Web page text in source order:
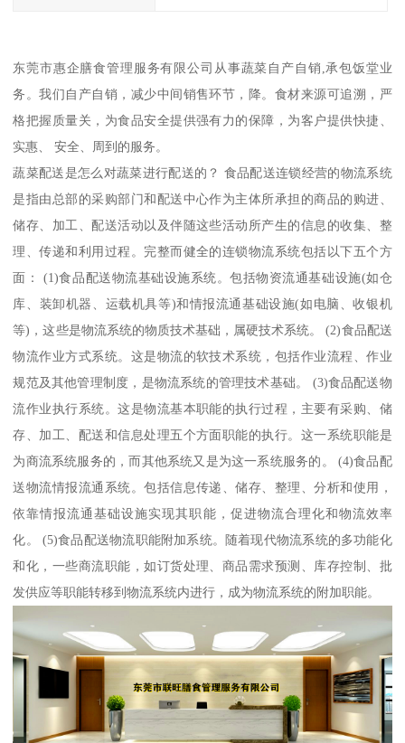
东莞市惠企膳食管理服务有限公司从事蔬菜自产自销,承包饭堂业
务。我们自产自销，减少中间销售环节，降。食材来源可追溯，严
格把握质量关，为食品安全提供强有力的保障，为客户提供快捷、
实惠、 安全、周到的服务。
蔬菜配送是怎么对蔬菜进行配送的？ 食品配送连锁经营的物流系统
是指由总部的采购部门和配送中心作为主体所承担的商品的购进、
储存、加工、配送活动以及伴随这些活动所产生的信息的收集、整
理、传递和利用过程。完整而健全的连锁物流系统包括以下五个方
面： (1)食品配送物流基础设施系统。包括物资流通基础设施(如仓
库、装卸机器、运载机具等)和情报流通基础设施(如电脑、收银机
等)，这些是物流系统的物质技术基础，属硬技术系统。 (2)食品配送
物流作业方式系统。这是物流的软技术系统，包括作业流程、作业
规范及其他管理制度，是物流系统的管理技术基础。 (3)食品配送物
流作业执行系统。这是物流基本职能的执行过程，主要有采购、储
存、加工、配送和信息处理五个方面职能的执行。这一系统职能是
为商流系统服务的，而其他系统又是为这一系统服务的。 (4)食品配
送物流情报流通系统。包括信息传递、储存、整理、分析和使用，
依靠情报流通基础设施实现其职能，促进物流合理化和物流效率
化。 (5)食品配送物流职能附加系统。随着现代物流系统的多功能化
和化，一些商流职能，如订货处理、商品需求预测、库存控制、批
发供应等职能转移到物流系统内进行，成为物流系统的附加职能。